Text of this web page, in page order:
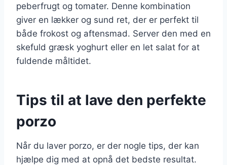
peberfrugt og tomater. Denne kombination
giver en lækker og sund ret, der er perfekt til
både frokost og aftensmad. Server den med en
skefuld græsk yoghurt eller en let salat for at
fuldende måltidet.
Tips til at lave den perfekte
porzo
Når du laver porzo, er der nogle tips, der kan
hjælpe dig med at opnå det bedste resultat.